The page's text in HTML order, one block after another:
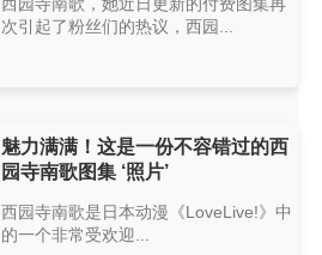
次引起了粉丝们的热议，西园...
魅力满满！这是一份不容错过的西
园寺南歌图集 ‘照片’
西园寺南歌是日本动漫《LoveLive!》中
的一个非常受欢迎...